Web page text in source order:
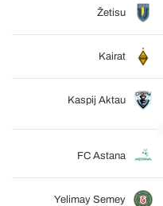
Žetisu
Kairat
Kaspij Aktau
FC Astana
Yelimay Semey